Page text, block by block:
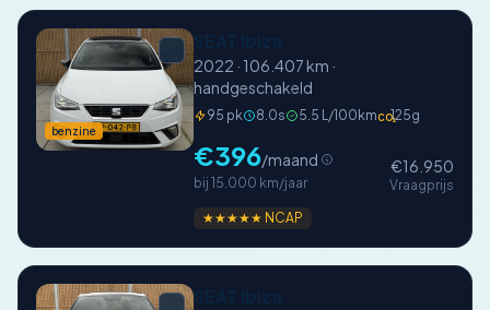
benzine
2022 · 106.407 km ·
handgeschakeld
95 pk 8.0s 5.5 L/100kmCO₂125g
€396/maand
bij 15.000 km/jaar
€16.950
Vraagprijs
★★★★★ NCAP